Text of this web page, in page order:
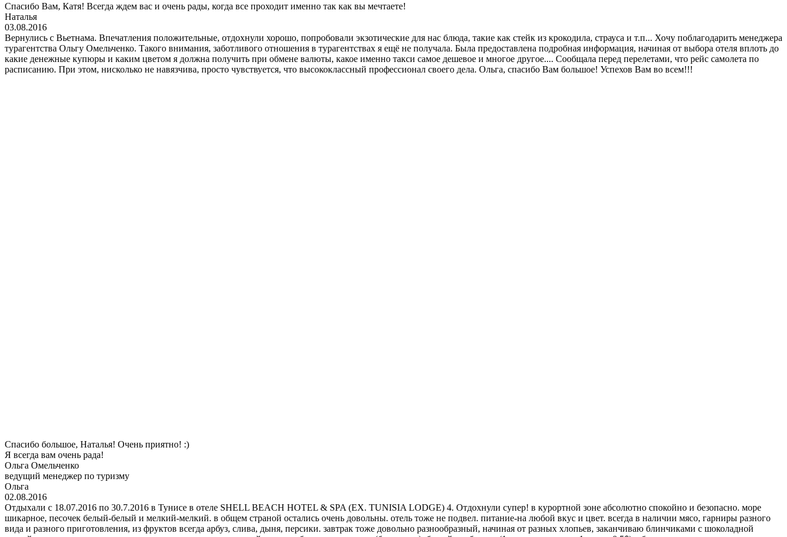
Спасибо Вам, Катя! Всегда ждем вас и очень рады, когда все проходит именно так как вы мечтаете!
Наталья
03.08.2016
Вернулись с Вьетнама. Впечатления положительные, отдохнули хорошо, попробовали экзотические для нас блюда, такие как стейк из крокодила, страуса и т.п... Хочу поблагодарить менеджера
турагентства Ольгу Омельченко. Такого внимания, заботливого отношения в турагентствах я ещё не получала. Была предоставлена подробная информация, начиная от выбора отеля вплоть до
какие денежные купюры и каким цветом я должна получить при обмене валюты, какое именно такси самое дешевое и многое другое.... Сообщала перед перелетами, что рейс самолета по
расписанию. При этом, нисколько не навязчива, просто чувствуется, что высококлассный профессионал своего дела. Ольга, спасибо Вам большое! Успехов Вам во всем!!!
Спасибо большое, Наталья! Очень приятно! :)
Я всегда вам очень рада!
Ольга Омельченко
ведущий менеджер по туризму
Ольга
02.08.2016
Отдыхали с 18.07.2016 по 30.7.2016 в Тунисе в отеле SHELL BEACH HOTEL & SPA (EX. TUNISIA LODGE) 4. Отдохнули супер! в курортной зоне абсолютно спокойно и безопасно. море
шикарное, песочек белый-белый и мелкий-мелкий. в общем страной остались очень довольны. отель тоже не подвел. питание-на любой вкус и цвет. всегда в наличии мясо, гарниры разного
вида и разного приготовления, из фруктов всегда арбуз, слива, дыня, персики. завтрак тоже довольно разнообразный, начиная от разных хлопьев, заканчиваю блинчиками с шоколадной